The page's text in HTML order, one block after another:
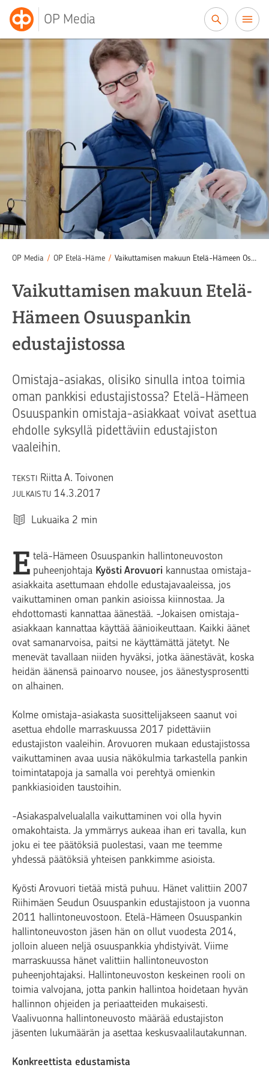
OP Media
OP Media / OP Etelä-Häme / Vaikuttamisen makuun Etelä-Hämeen Osuuspankin edustajistossa
Vaikuttamisen makuun Etelä-
Hämeen Osuuspankin
edustajistossa
Omistaja-asiakas, olisiko sinulla intoa toimia
oman pankkisi edustajistossa? Etelä-Hämeen
Osuuspankin omistaja-asiakkaat voivat asettua
ehdolle syksyllä pidettäviin edustajiston
vaaleihin.
TEKSTI Riitta A. Toivonen
JULKAISTU 14.3.2017
Lukuaika 2 min
E telä-Hämeen Osuuspankin hallintoneuvoston
puheenjohtaja Kyösti Arovuori kannustaa omistaja-
asiakkaita asettumaan ehdolle edustajavaaleissa, jos
vaikuttaminen oman pankin asioissa kiinnostaa. Ja
ehdottomasti kannattaa äänestää. -Jokaisen omistaja-
asiakkaan kannattaa käyttää äänioikeuttaan. Kaikki äänet
ovat samanarvoisa, paitsi ne käyttämättä jätetyt. Ne
menevät tavallaan niiden hyväksi, jotka äänestävät, koska
heidän äänensä painoarvo nousee, jos äänestysprosentti
on alhainen.
Kolme omistaja-asiakasta suosittelijakseen saanut voi
asettua ehdolle marraskuussa 2017 pidettäviin
edustajiston vaaleihin. Arovuoren mukaan edustajistossa
vaikuttaminen avaa uusia näkökulmia tarkastella pankin
toimintatapoja ja samalla voi perehtyä omienkin
pankkiasioiden taustoihin.
-Asiakaspalvelualalla vaikuttaminen voi olla hyvin
omakohtaista. Ja ymmärrys aukeaa ihan eri tavalla, kun
joku ei tee päätöksiä puolestasi, vaan me teemme
yhdessä päätöksiä yhteisen pankkimme asioista.
Kyösti Arovuori tietää mistä puhuu. Hänet valittiin 2007
Riihimäen Seudun Osuuspankin edustajistoon ja vuonna
2011 hallintoneuvostoon. Etelä-Hämeen Osuuspankin
hallintoneuvoston jäsen hän on ollut vuodesta 2014,
jolloin alueen neljä osuuspankkia yhdistyivät. Viime
marraskuussa hänet valittiin hallintoneuvoston
puheenjohtajaksi. Hallintoneuvoston keskeinen rooli on
toimia valvojana, jotta pankin hallintoa hoidetaan hyvän
hallinnon ohjeiden ja periaatteiden mukaisesti.
Vaalivuonna hallintoneuvosto määrää edustajiston
jäsenten lukumäärän ja asettaa keskusvaalilautakunnan.
Konkreettista edustamista